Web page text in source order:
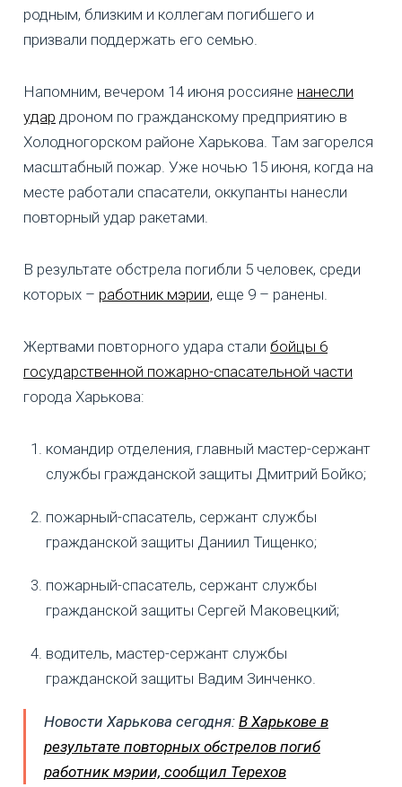
родным, близким и коллегам погибшего и
призвали поддержать его семью.
Напомним, вечером 14 июня россияне нанесли
удар дроном по гражданскому предприятию в
Холодногорском районе Харькова. Там загорелся
масштабный пожар. Уже ночью 15 июня, когда на
месте работали спасатели, оккупанты нанесли
повторный удар ракетами.
В результате обстрела погибли 5 человек, среди
которых – работник мэрии, еще 9 – ранены.
Жертвами повторного удара стали бойцы 6
государственной пожарно-спасательной части
города Харькова:
командир отделения, главный мастер-сержант
службы гражданской защиты Дмитрий Бойко;
пожарный-спасатель, сержант службы
гражданской защиты Даниил Тищенко;
пожарный-спасатель, сержант службы
гражданской защиты Сергей Маковецкий;
водитель, мастер-сержант службы
гражданской защиты Вадим Зинченко.
Новости Харькова сегодня: В Харькове в
результате повторных обстрелов погиб
работник мэрии, сообщил Терехов